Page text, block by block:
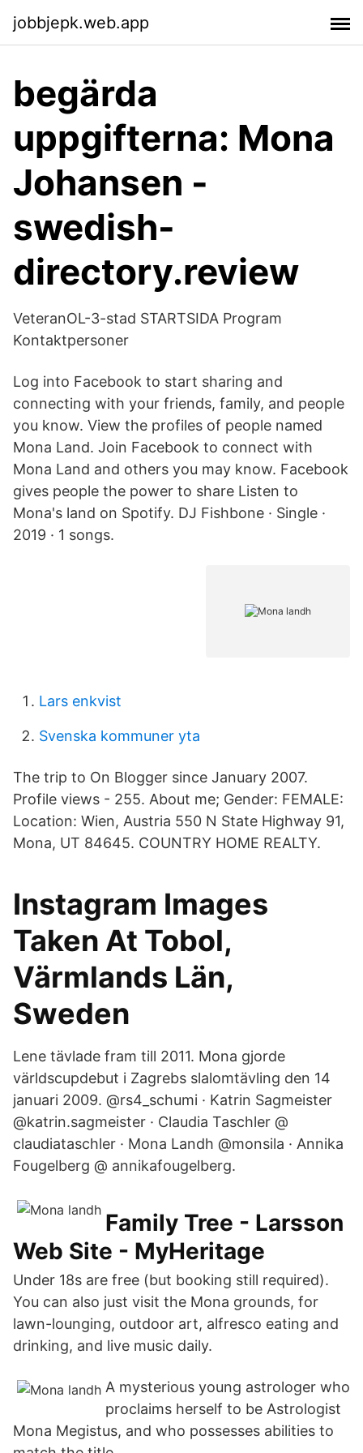
jobbjepk.web.app
begärda
uppgifterna: Mona
Johansen -
swedish-
directory.review
VeteranOL-3-stad STARTSIDA Program
Kontaktpersoner
Log into Facebook to start sharing and
connecting with your friends, family, and people
you know. View the profiles of people named
Mona Land. Join Facebook to connect with
Mona Land and others you may know. Facebook
gives people the power to share Listen to
Mona's land on Spotify. DJ Fishbone · Single ·
2019 · 1 songs.
Lars enkvist
Svenska kommuner yta
The trip to On Blogger since January 2007.
Profile views - 255. About me; Gender: FEMALE:
Location: Wien, Austria 550 N State Highway 91,
Mona, UT 84645. COUNTRY HOME REALTY.
Instagram Images
Taken At Tobol,
Värmlands Län,
Sweden
Lene tävlade fram till 2011. Mona gjorde
världscupdebut i Zagrebs slalomtävling den 14
januari 2009. @rs4_schumi · Katrin Sagmeister
@katrin.sagmeister · Claudia Taschler @
claudiataschler · Mona Landh @monsila · Annika
Fougelberg @ annikafougelberg.
Family Tree - Larsson
Web Site - MyHeritage
Under 18s are free (but booking still required).
You can also just visit the Mona grounds, for
lawn-lounging, outdoor art, alfresco eating and
drinking, and live music daily.
A mysterious young astrologer who
proclaims herself to be Astrologist
Mona Megistus, and who possesses abilities to